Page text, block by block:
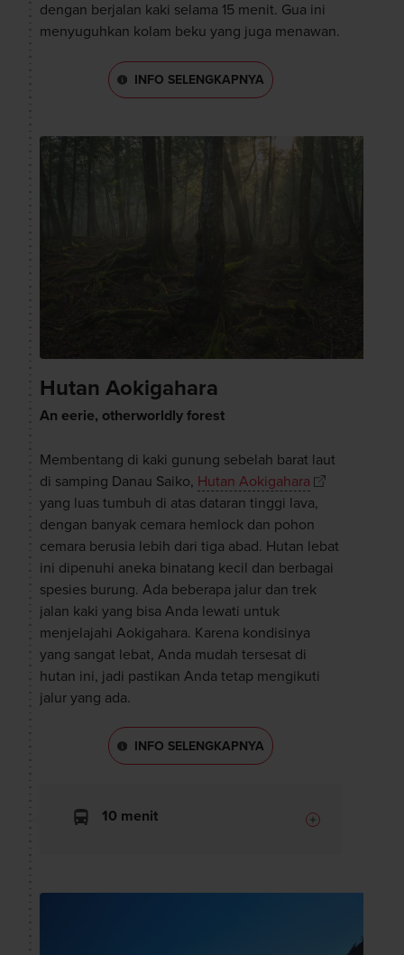
dengan berjalan kaki selama 15 menit. Gua ini
menyuguhkan kolam beku yang juga menawan.
INFO SELENGKAPNYA
Hutan Aokigahara
An eerie, otherworldly forest
Membentang di kaki gunung sebelah barat laut
di samping Danau Saiko, Hutan Aokigahara
yang luas tumbuh di atas dataran tinggi lava,
dengan banyak cemara hemlock dan pohon
cemara berusia lebih dari tiga abad. Hutan lebat
ini dipenuhi aneka binatang kecil dan berbagai
spesies burung. Ada beberapa jalur dan trek
jalan kaki yang bisa Anda lewati untuk
menjelajahi Aokigahara. Karena kondisinya
yang sangat lebat, Anda mudah tersesat di
hutan ini, jadi pastikan Anda tetap mengikuti
jalur yang ada.
INFO SELENGKAPNYA
10 menit